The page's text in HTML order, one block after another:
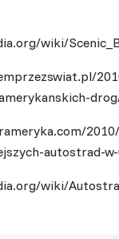
wiki/
autostrad-
wiki/